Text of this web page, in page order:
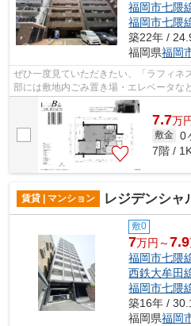
福岡市七隈
福岡市七隈
築22年 /
福岡県福岡
ぜひ一度見ていただきたい、「ラフィネ
部には敷地内ごみ置き場・エレベータな
件、通風良好のシンプルな作りのマンシ...
7.7万
敷金 0
7階 /
賃貸 | マンション レジデンシャルヒ
敷0
7万円～7.9
福岡市七隈
西鉄大牟田
福岡市七隈
築16年 /
福岡県福岡